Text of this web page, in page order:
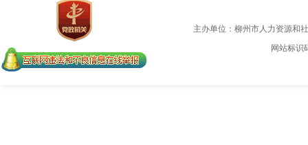
主办单位：柳州市人力资源和
网站标识